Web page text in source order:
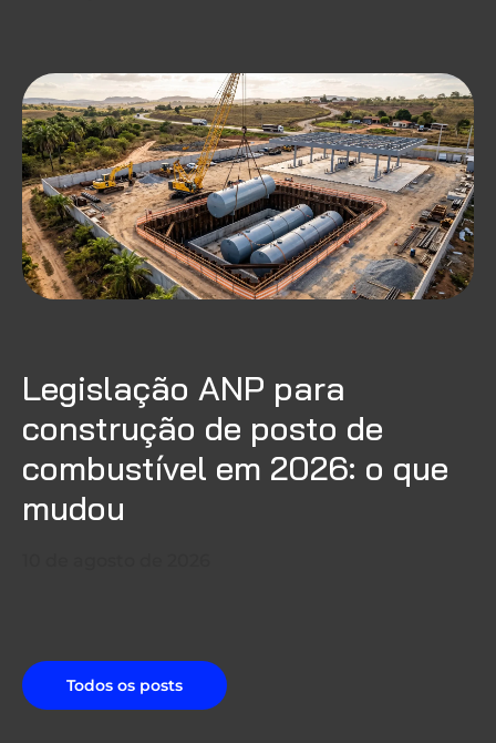
Legislação ANP para
construção de posto de
combustível em 2026: o que
mudou
Todos os posts